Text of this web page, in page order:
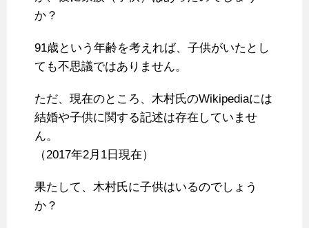
か？
91歳という年齢を考えれば、子供がいたとし
ても不思議ではありません。
ただ、現在のところ、木村氏のWikipediaには
結婚や子供に関する記述は存在していませ
ん。
（2017年2月1日現在）
果たして、木村氏に子供はいるのでしょう
か？